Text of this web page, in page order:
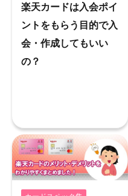
楽天カードは入会ポイ
ントをもらう目的で入
会・作成してもいい
の？